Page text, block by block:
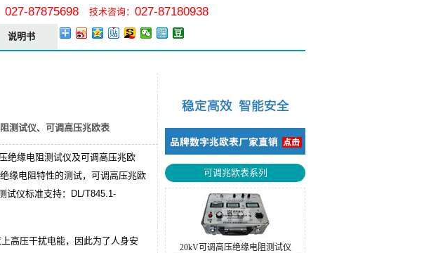
027-87875698 技术咨询： 027-87180938
说明书
可调兆欧表系列
20kV可调高压绝缘电阻测试仪
测试仪、 可调高压兆欧表
绝缘电阻测试仪及可调高压兆欧
缘电阻特性的测试，可调高压兆欧
试仪标准支持：DL/T845.1-
高压干扰电能，因此为了人身安